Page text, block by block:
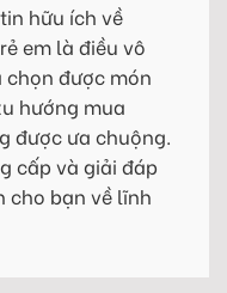
hữu ích về
em là điều vô
được món
hướng mua
được ưa chuộng.
cấp và giải đáp
cho bạn về lĩnh